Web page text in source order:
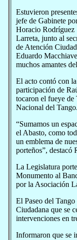
Estuvieron
jefe de Gabinete
Horacio Rodríguez
Larreta, junto al
de Atención
Eduardo
muchos amantes
El acto contó con la
participación de
tocaron el fueye de
Nacional del Tango.
“Sumamos un
el Abasto, como
un emblema de
porteños”, destacó
La Legislatura
Monumento al
por la Asociación
El Paseo del
Ciudadana que se
intervenciones en
Informaron que se